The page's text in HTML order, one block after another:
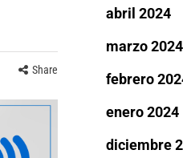
Share
abril 2024
marzo 2024
febrero
enero 2024
diciembre